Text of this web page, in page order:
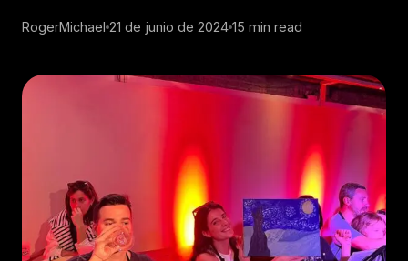
RogerMichael 21 de junio de 2024 15 min read